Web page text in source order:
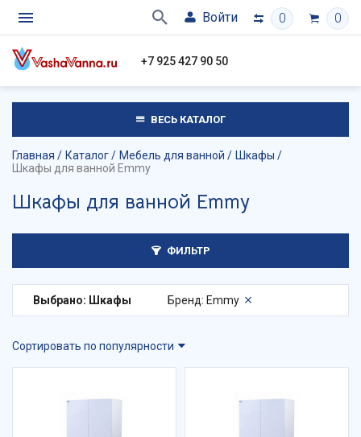
Войти 0 0
+7 925 427 90 50
ВЕСЬ КАТАЛОГ
Главная Каталог Мебель для ванной
Шкафы
Шкафы для ванной Emmy
Шкафы для ванной Emmy
ФИЛЬТР
Выбрано: Шкафы Бренд: Emmy
Сортировать по популярности